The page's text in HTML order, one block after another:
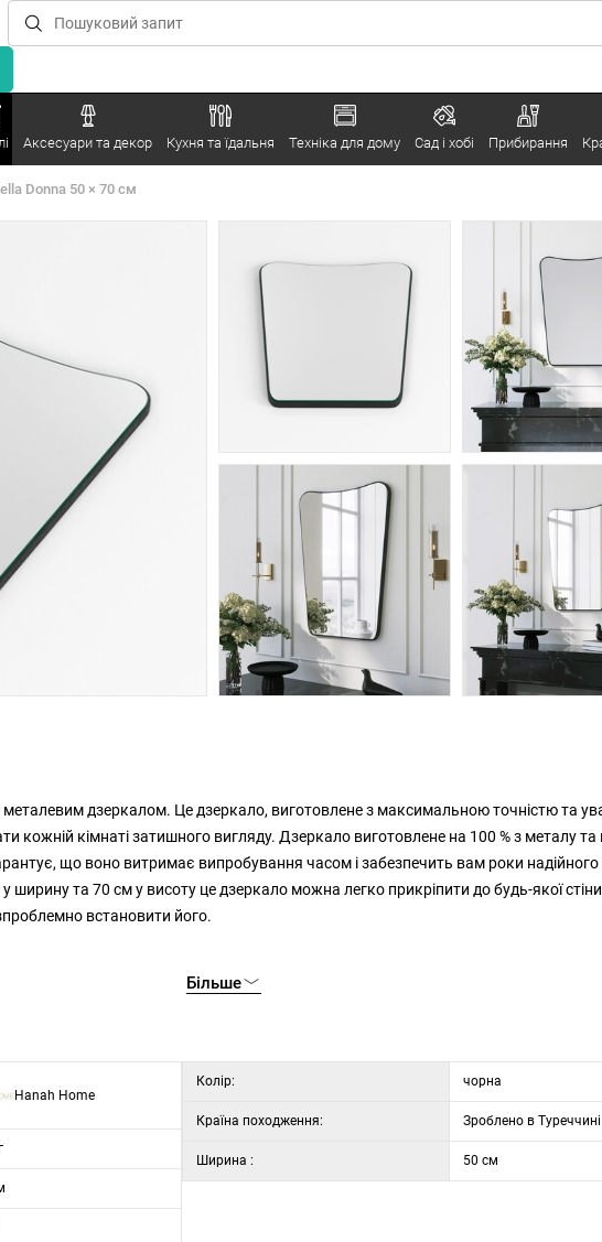
Аксесуари та декор Кухня та їдальня Техніка для дому Сад і хобі Прибирання
Donna 50 × 70 см
дзеркалом. Це дзеркало, виготовлене з максимальною точністю та
кожній кімнаті затишного вигляду. Дзеркало виготовлене на 100 % з металу
що воно витримає випробування часом і забезпечить вам роки
та 70 см у висоту це дзеркало можна легко прикріпити до будь-якої
встановити його.
Більше
Hanah Home
Колір: чорна
Країна походження: Зроблено в Туреччині
Ширина : 50 см